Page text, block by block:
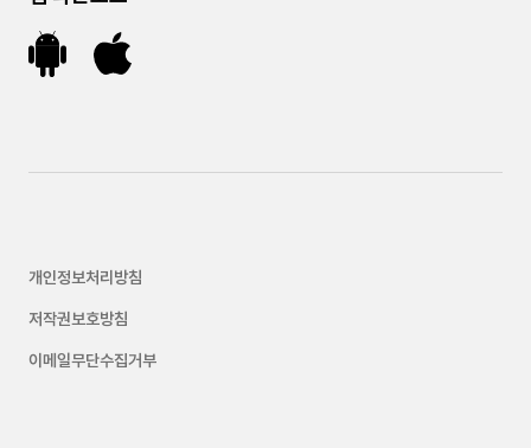
개인정보처리방침
저작권보호방침
이메일무단수집거부